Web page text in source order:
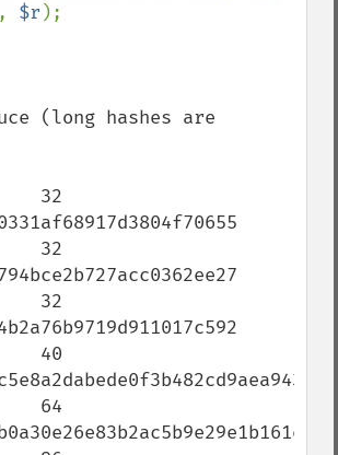
$r );
(long hashes are
32
32
32
40
64